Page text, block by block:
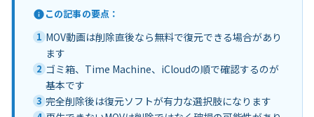
この記事の要点：
1 MOV動画は削除直後なら無料で復元できる場合があり
ます
2 ゴミ箱、Time Machine、iCloudの順で確認するのが
基本です
3 完全削除後は復元ソフトが有力な選択肢になります